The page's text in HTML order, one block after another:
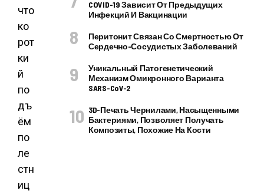
что
ко
рот
ки
й
по
дъ
ём
по
ле
стн
иц
COVID-19 Зависит От Предыдущих
Инфекций И Вакцинации
Перитонит Связан Со Смертностью От
Сердечно-Сосудистых Заболеваний
Уникальный Патогенетический
Механизм Омикронного Варианта
SARS-CoV-2
3D-Печать Чернилами, Насыщенными
Бактериями, Позволяет Получать
Композиты, Похожие На Кости